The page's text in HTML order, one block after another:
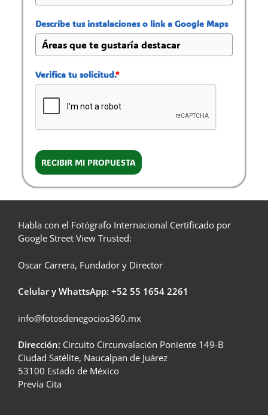
Describe tus instalaciones o link a Google Maps
Verifica tu solicitud.*
RECIBIR MI PROPUESTA
Habla con el Fotógrafo Internacional Certificado por
Google Street View Trusted:
Oscar Carrera, Fundador y Director
Celular y WhattsApp: +52 55 1654 2261
info@fotosdenegocios360.mx
Dirección: Circuito Circunvalación Poniente 149-B
Ciudad Satélite, Naucalpan de Juárez
53100 Estado de México
Previa Cita